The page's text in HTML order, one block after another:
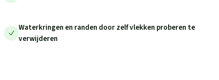
Waterkringen en randen door zelf vlekken proberen te
verwijderen